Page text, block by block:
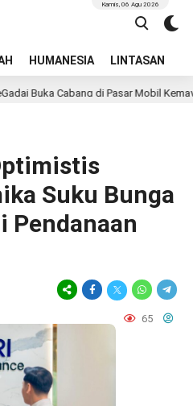
HUMANESIA LINTASAN
Kamis, 06 Agu 2026
Buka Cabang di Pasar Mobil
Suku Bunga
Pendanaan
65